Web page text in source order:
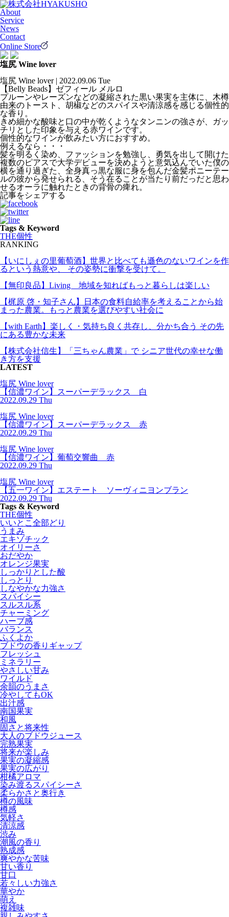
About
Service
News
Contact
Online Store
塩尻 Wine lover
塩尻 Wine lover | 2022.09.06 Tue
【Belly Beads】ゼフィール メルロ
プルーンやレーズンなどの凝縮された黒い果実を主体に、木樽
由来のトースト、胡椒などのスパイスや清涼感を感じる個性的
な香り。
きめ細かな酸味と口の中が乾くようなタンニンの強さが、ガッ
チリとした印象を与える赤ワインです。
個性的なワインが飲みたい方におすすめ。
例えるなら・・・
髪を明るく染め、ファッションを勉強し、勇気を出して開けた
複数のピアスで大学デビューを決めようと意気込んでいた僕の
横を通り過ぎた、全身真っ黒な服に身を包んだ金髪ポニーテー
ルの彼から発せられる、そう在ることが当たり前だっだと思わ
せるオーラに触れたときの背骨の痺れ。
記事をシェアする
Tags & Keyword
THE個性
RANKING
【いにしぇの里葡萄酒】世界と比べても遜色のないワインを作
るという熱意や、 その姿勢に衝撃を受けて。
【無印良品】Living 地域を知ればもっと暮らしは楽しい
【梶原 啓・知子さん】日本の食料自給率を考えることから始
まった農業。もっと農業を選びやすい社会に
【with Earth】楽しく・気持ち良く共存し、分かち合う その先
にある豊かな未来
【株式会社信生】「三ちゃん農業」で シニア世代の幸せな働
き方を支援
LATEST
塩尻 Wine lover
【信濃ワイン】スーパーデラックス 白
2022.09.29 Thu
塩尻 Wine lover
【信濃ワイン】スーパーデラックス 赤
2022.09.29 Thu
塩尻 Wine lover
【信濃ワイン】葡萄交響曲 赤
2022.09.29 Thu
塩尻 Wine lover
【五一ワイン】エステート ソーヴィニヨンブラン
2022.09.29 Thu
Tags & Keyword
THE個性
いいとこ全部どり
うまみ
エキゾチック
オイリーさ
おだやか
オレンジ果実
しっかりとした酸
しっとり
しなやかな力強さ
スパイシー
スルスル系
チャーミング
ハーブ感
バランス
ふくよか
ブドウの香りギャップ
フレッシュ
ミネラリー
やさしい甘み
ワイルド
余韻のうまさ
冷やしてもOK
出汁感
南国果実
和風
固さと将来性
大人のブドウジュース
完熟果実
将来が楽しみ
果実の凝縮感
果実の広がり
柑橘アロマ
染み渡るスパイシーさ
柔らかさと奥行き
樽の風味
樽感
気軽さ
清涼感
渋み
潮風の香り
熟成感
爽やかな苦味
甘い香り
甘口
若々しい力強さ
華やか
萌え
複雑味